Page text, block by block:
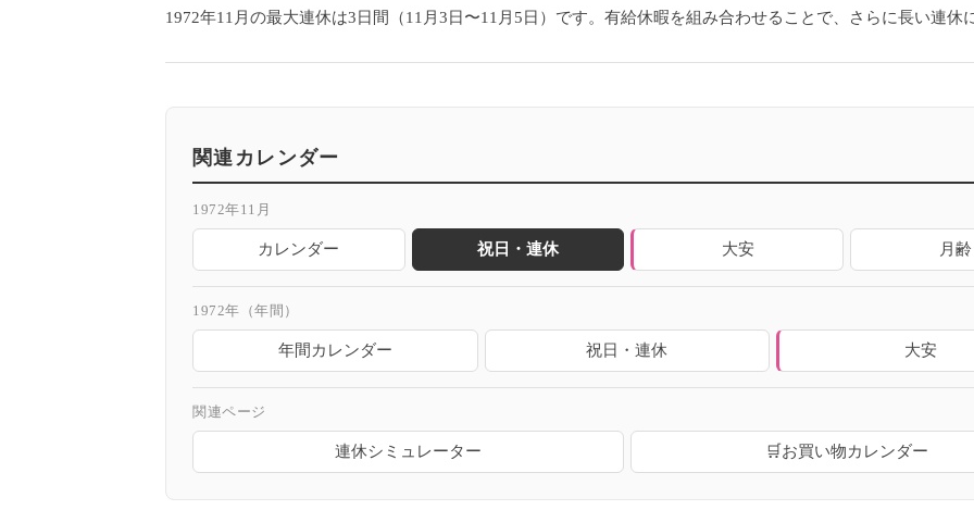
1972年11月の最大連休は3日間（11月3日〜11月5日）です。有給休暇を組み合わせることで、さらに長い連休
関連カレンダー
1972年11月
カレンダー 祝日・連休 大安 月齢
1972年（年間）
年間カレンダー 祝日・連休 大安
関連ページ
連休シミュレーター 🛒お買い物カレンダー